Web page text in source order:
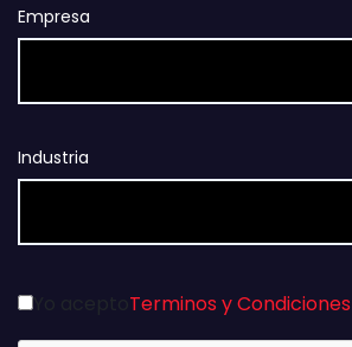
Empresa
Industria
Terminos y Condiciones